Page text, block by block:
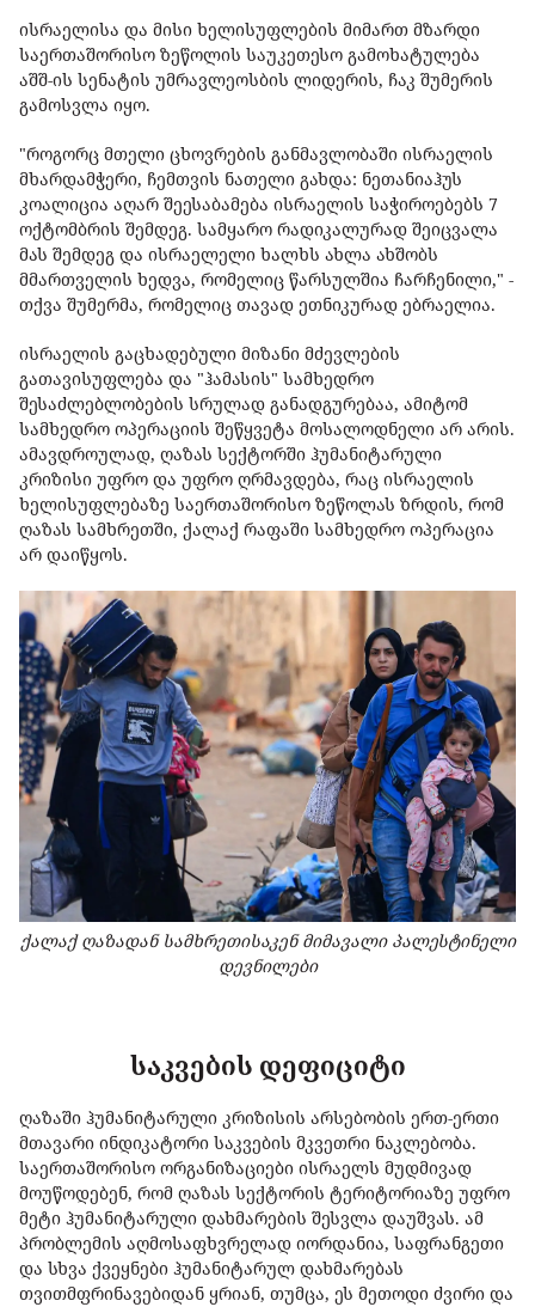
ისრაელისა და მისი ხელისუფლების მიმართ მზარდი
საერთაშორისო ზეწოლის საუკეთესო გამოხატულება
აშშ-ის სენატის უმრავლეოსბის ლიდერის, ჩაკ შუმერის
გამოსვლა იყო.
"როგორც მთელი ცხოვრების განმავლობაში ისრაელის
მხარდამჭერი, ჩემთვის ნათელი გახდა: ნეთანიაჰუს
კოალიცია აღარ შეესაბამება ისრაელის საჭიროებებს 7
ოქტომბრის შემდეგ. სამყარო რადიკალურად შეიცვალა
მას შემდეგ და ისრაელელი ხალხს ახლა ახშობს
მმართველის ხედვა, რომელიც წარსულშია ჩარჩენილი," -
თქვა შუმერმა, რომელიც თავად ეთნიკურად ებრაელია.
ისრაელის გაცხადებული მიზანი მძევლების
გათავისუფლება და "ჰამასის" სამხედრო
შესაძლებლობების სრულად განადგურებაა, ამიტომ
სამხედრო ოპერაციის შეწყვეტა მოსალოდნელი არ არის.
ამავდროულად, ღაზას სექტორში ჰუმანიტარული
კრიზისი უფრო და უფრო ღრმავდება, რაც ისრაელის
ხელისუფლებაზე საერთაშორისო ზეწოლას ზრდის, რომ
ღაზას სამხრეთში, ქალაქ რაფაში სამხედრო ოპერაცია
არ დაიწყოს.
ქალაქ ღაზადან სამხრეთისაკენ მიმავალი პალესტინელი
დევნილები
საკვების დეფიციტი
ღაზაში ჰუმანიტარული კრიზისის არსებობის ერთ-ერთი
მთავარი ინდიკატორი საკვების მკვეთრი ნაკლებობა.
საერთაშორისო ორგანიზაციები ისრაელს მუდმივად
მოუწოდებენ, რომ ღაზას სექტორის ტერიტორიაზე უფრო
მეტი ჰუმანიტარული დახმარების შესვლა დაუშვას. ამ
პრობლემის აღმოსაფხვრელად იორდანია, საფრანგეთი
და სხვა ქვეყნები ჰუმანიტარულ დახმარებას
თვითმფრინავებიდან ყრიან, თუმცა, ეს მეთოდი ძვირი და